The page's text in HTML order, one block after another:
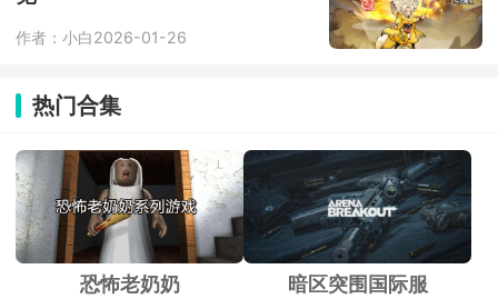
作者：小白2026-01-26
热门合集
恐怖老奶奶 暗区突围国际服